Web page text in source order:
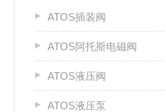
ATOS插装阀
ATOS阿托斯电磁阀
ATOS液压阀
ATOS液压泵